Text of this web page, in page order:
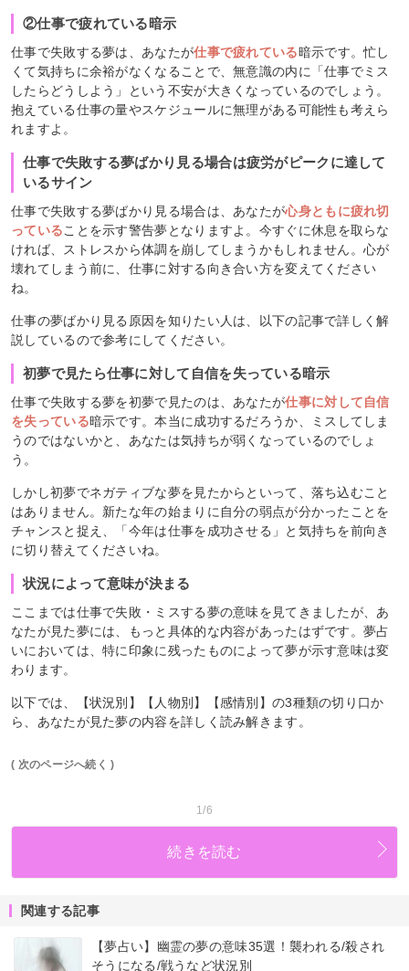
②仕事で疲れている暗示
仕事で失敗する夢は、あなたが仕事で疲れている暗示です。忙し
くて気持ちに余裕がなくなることで、無意識の内に「仕事でミス
したらどうしよう」という不安が大きくなっているのでしょう。
抱えている仕事の量やスケジュールに無理がある可能性も考えら
れますよ。
仕事で失敗する夢ばかり見る場合は疲労がピークに達して
いるサイン
仕事で失敗する夢ばかり見る場合は、あなたが心身ともに疲れ切
っていることを示す警告夢となりますよ。今すぐに休息を取らな
ければ、ストレスから体調を崩してしまうかもしれません。心が
壊れてしまう前に、仕事に対する向き合い方を変えてください
ね。
仕事の夢ばかり見る原因を知りたい人は、以下の記事で詳しく解
説しているので参考にしてください。
初夢で見たら仕事に対して自信を失っている暗示
仕事で失敗する夢を初夢で見たのは、あなたが仕事に対して自信
を失っている暗示です。本当に成功するだろうか、ミスしてしま
うのではないかと、あなたは気持ちが弱くなっているのでしょ
う。
しかし初夢でネガティブな夢を見たからといって、落ち込むこと
はありません。新たな年の始まりに自分の弱点が分かったことを
チャンスと捉え、「今年は仕事を成功させる」と気持ちを前向き
に切り替えてくださいね。
状況によって意味が決まる
ここまでは仕事で失敗・ミスする夢の意味を見てきましたが、あ
なたが見た夢には、もっと具体的な内容があったはずです。夢占
いにおいては、特に印象に残ったものによって夢が示す意味は変
わります。
以下では、【状況別】【人物別】【感情別】の3種類の切り口か
ら、あなたが見た夢の内容を詳しく読み解きます。
( 次のページへ続く )
1/6
続きを読む
関連する記事
【夢占い】幽霊の夢の意味35選！襲われる/殺され
そうになる/戦うなど状況別